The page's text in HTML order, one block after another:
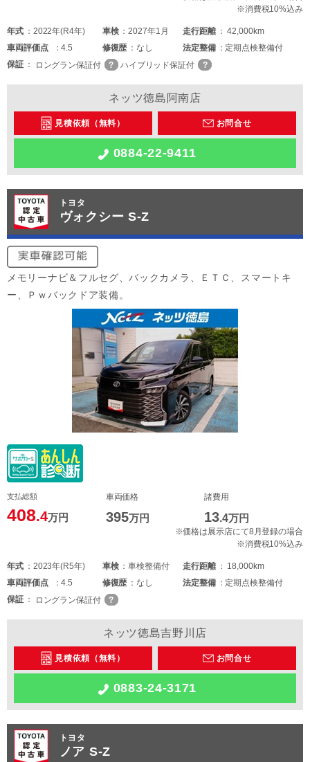
※消費税10%込み
年式 2022年(R4年) 車検 2027年1月 走行距離
42,000km
車両評価点 4.5 修復歴 なし 法定整備
定期点検整備付
保証
ロングラン保証付 ハイブリッド保証付
ネッツ徳島阿南店
見積依頼（無料） お問合せ
0884-22-9411
トヨタ
ヴォクシー S-Z
メモリーナビ＆フルセグ、バックカメラ、ＥＴＣ、スマートキ
ー、Ｐｗバックドア装備。
支払総額
408.4万円
車両価格
395万円
諸費用
13.4万円
※価格は展示店にて8月登録の場合
※消費税10%込み
年式 2023年(R5年) 車検 車検整備付 走行距離
18,000km
車両評価点 4.5 修復歴 なし 法定整備
定期点検整備付
保証
ロングラン保証付
ネッツ徳島吉野川店
見積依頼（無料） お問合せ
0883-24-3171
トヨタ
ノア S-Z